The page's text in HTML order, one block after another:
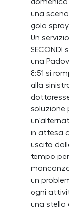
domenica
una
gola
Un
SECONDI
una
8:51 si
alla
soluzione
in attesa
uscito
tempo
un
ogni
una stella